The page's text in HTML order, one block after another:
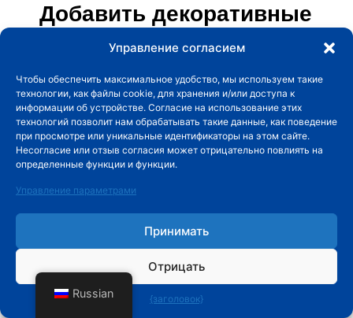
Управление согласием
Чтобы обеспечить максимальное удобство, мы используем такие
технологии, как файлы cookie, для хранения и/или доступа к
информации об устройстве. Согласие на использование этих
технологий позволит нам обрабатывать такие данные, как поведение
при просмотре или уникальные идентификаторы на этом сайте.
Несогласие или отзыв согласия может отрицательно повлиять на
определенные функции и функции.
Управление параметрами
Принимать
Отрицать
{заголовок}
Добавить декоративные
колпачки на столбы
забора
Колпачки для столбов легко устанавливаются
и доступны в различных стилях. Дерево
добавляет деревенского очарования, а медь
со временем приобретает элегантный,
состаренный налёт.
Для дополнительной элегантности выберите
колпачки для солнечных столбов, которые
также служат освещением. Они сочетают в
себе функциональность и стиль.
Russian